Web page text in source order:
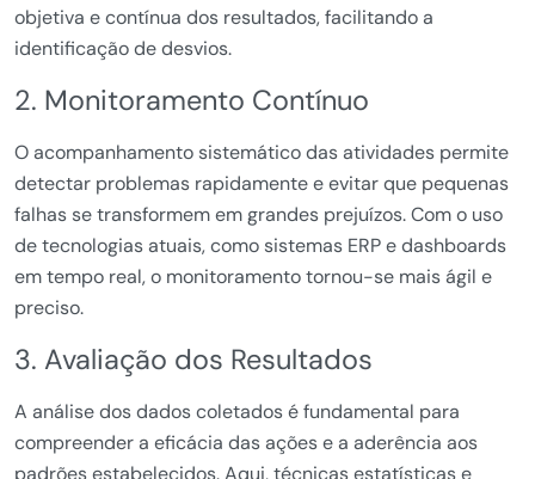
objetiva e contínua dos resultados, facilitando a
identificação de desvios.
2. Monitoramento Contínuo
O acompanhamento sistemático das atividades permite
detectar problemas rapidamente e evitar que pequenas
falhas se transformem em grandes prejuízos. Com o uso
de tecnologias atuais, como sistemas ERP e dashboards
em tempo real, o monitoramento tornou-se mais ágil e
preciso.
3. Avaliação dos Resultados
A análise dos dados coletados é fundamental para
compreender a eficácia das ações e a aderência aos
padrões estabelecidos. Aqui, técnicas estatísticas e